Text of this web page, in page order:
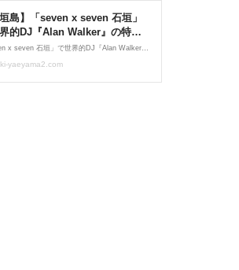
垣島】「seven x seven 石垣」
的DJ『Alan Walker』の特別
が開催されるみたい。12月9日 :
和 Stay Slow in Okinawa
「seven x seven 石垣」で世界的DJ『Alan Walker』の特別公演が開催されるようです。（プレスリリースより）ソースはこちら↓ YouTube動画総再生回数は数十億回という爆発的ロング・ヒットを打ち立てた「フェイデッド」を筆頭に、数々のヒット曲を輩出しているアラン・ウォー
yaeyama2.com